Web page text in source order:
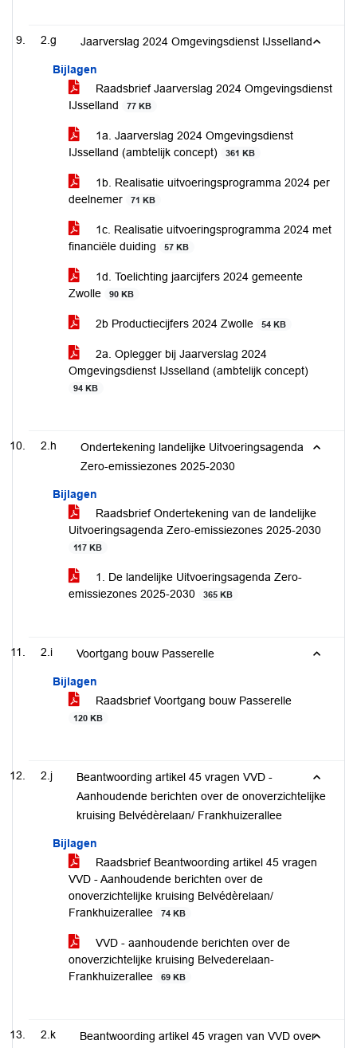
2.g Jaarverslag 2024 Omgevingsdienst IJsselland
Bijlagen
Raadsbrief Jaarverslag 2024 Omgevingsdienst
IJsselland
77 KB
1a. Jaarverslag 2024 Omgevingsdienst
IJsselland (ambtelijk concept)
361 KB
1b. Realisatie uitvoeringsprogramma 2024 per
deelnemer
71 KB
1c. Realisatie uitvoeringsprogramma 2024 met
financiële duiding
57 KB
1d. Toelichting jaarcijfers 2024 gemeente
Zwolle
90 KB
2b Productiecijfers 2024 Zwolle 54 KB
2a. Oplegger bij Jaarverslag 2024
Omgevingsdienst IJsselland (ambtelijk concept)
94 KB
2.h
Ondertekening landelijke Uitvoeringsagenda
Zero-emissiezones 2025-2030
Bijlagen
Raadsbrief Ondertekening van de landelijke
Uitvoeringsagenda Zero-emissiezones 2025-2030
117 KB
1. De landelijke Uitvoeringsagenda Zero-
emissiezones 2025-2030
365 KB
2.i Voortgang bouw Passerelle
Bijlagen
Raadsbrief Voortgang bouw Passerelle
120 KB
2.j
Beantwoording artikel 45 vragen VVD -
Aanhoudende berichten over de onoverzichtelijke
kruising Belvédèrelaan/ Frankhuizerallee
Bijlagen
Raadsbrief Beantwoording artikel 45 vragen
VVD - Aanhoudende berichten over de
onoverzichtelijke kruising Belvédèrelaan/
Frankhuizerallee
74 KB
VVD - aanhoudende berichten over de
onoverzichtelijke kruising Belvederelaan-
Frankhuizerallee
69 KB
2.k
Beantwoording artikel 45 vragen van VVD over